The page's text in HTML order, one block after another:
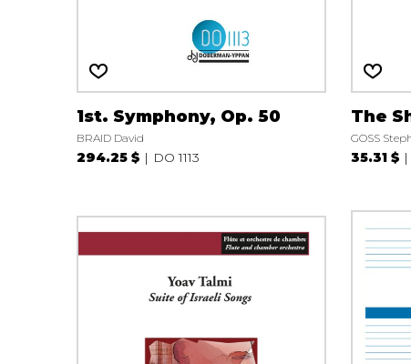
1st. Symphony, Op. 50
BRAID David
294.25 $ DO 1113
The
GOSS
35.31 $